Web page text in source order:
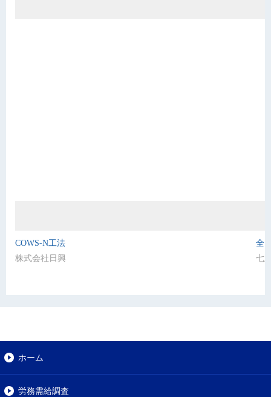
COWS-N工法
株式会社日興
全
七
ホーム
労務需給調査